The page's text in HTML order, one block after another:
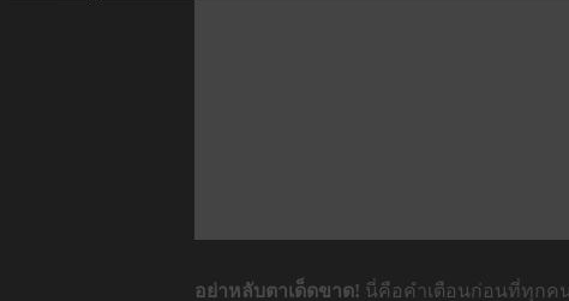
อย่าหลับตาเด็ดขาด! นี่คือคำเตือนก่อนที่ทุกค